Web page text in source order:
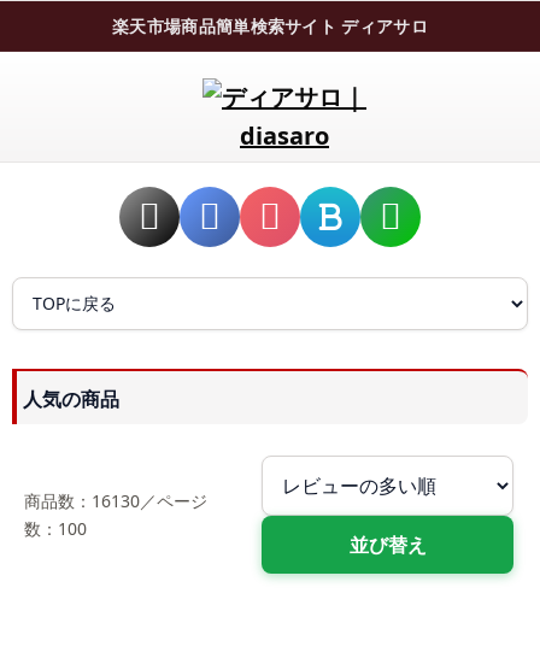
楽天市場商品簡単検索サイト ディアサロ
人気の商品
商品数：16130／ページ
数：100